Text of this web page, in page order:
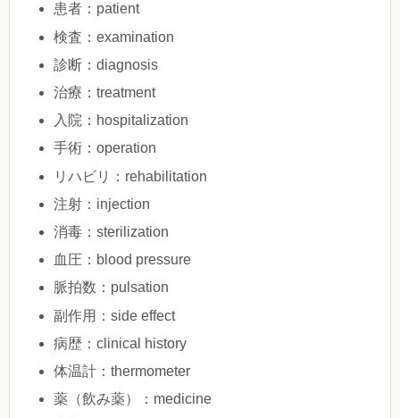
患者：patient
検査：examination
診断：diagnosis
治療：treatment
入院：hospitalization
手術：operation
リハビリ：rehabilitation
注射：injection
消毒：sterilization
血圧：blood pressure
脈拍数：pulsation
副作用：side effect
病歴：clinical history
体温計：thermometer
薬（飲み薬）：medicine